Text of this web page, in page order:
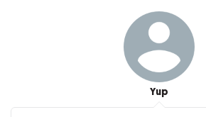
Yup